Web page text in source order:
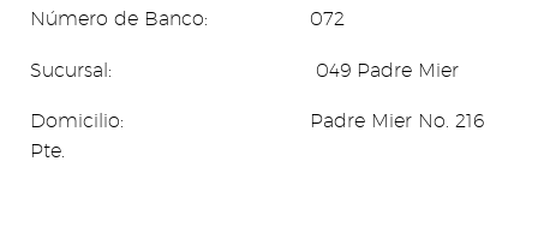
Número de Banco: 072
Sucursal: 049 Padre Mier
Domicilio: Padre Mier No. 216
Pte.